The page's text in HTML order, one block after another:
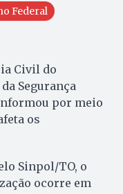
Federal
Civil do
Segurança
por meio
os
Sinpol/TO, o
ocorre em